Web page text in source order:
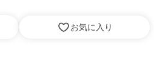
お気に入り